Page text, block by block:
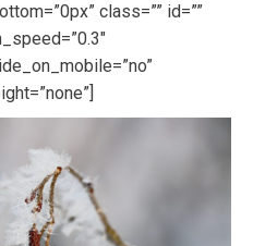
class=”” id=””